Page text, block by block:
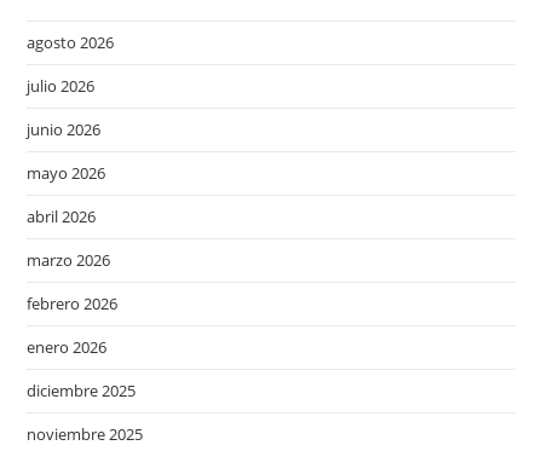
agosto 2026
julio 2026
junio 2026
mayo 2026
abril 2026
marzo 2026
febrero 2026
enero 2026
diciembre 2025
noviembre 2025